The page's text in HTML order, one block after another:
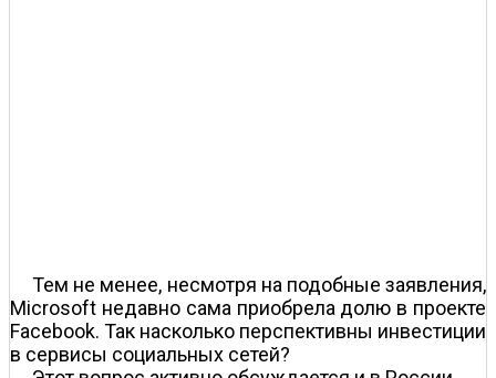
Тем не менее, несмотря на подобные заявления,
Microsoft недавно сама приобрела долю в проекте
Facebook. Так насколько перспективны инвестиции
в сервисы социальных сетей?